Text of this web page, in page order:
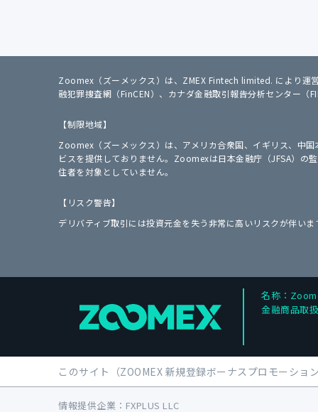
Zoomex（ズーメックス）は、ZMEX Fintech limited. により運
融犯罪捜査網（FinCEN）、カナダ金融取引報告分析センター（
【制限地域】
Zoomex（ズーメックス）は、アメリカ合衆国、イギリス、中
ビスを提供しておりません。Zoomexは日本金融庁（JFSA）の
住者を対象としていません。
【リスク警告】
デリバティブ取引には投資元金を失う非常に高いリスクが伴い
名称：
金融商品取
このサイト（ZOOMEX 新規登録ボーナスプロモーショ
情報提供企業：FXPLUS LLC